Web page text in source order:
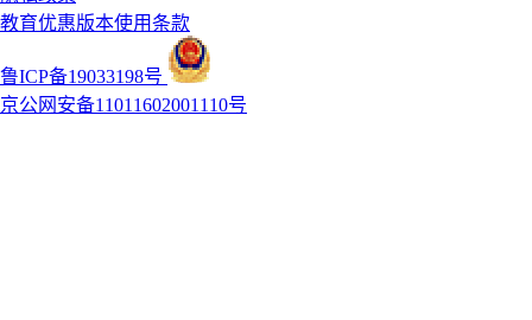
教育优惠版本使用条款
鲁ICP备19033198号
京公网安备11011602001110号